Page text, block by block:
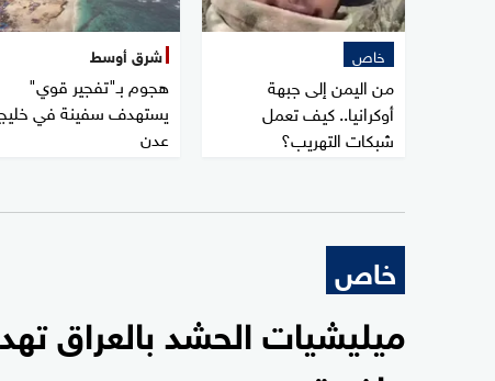
خاص
من اليمن إلى جبهة
أوكرانيا.. كيف تعمل
شبكات التهريب؟
شرق أوسط
هجوم بـ"تفجير قوي"
يستهدف سفينة في
عدن
خاص
ميليشيات الحشد بالعراق